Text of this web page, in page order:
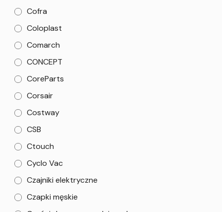
Cofra
Coloplast
Comarch
CONCEPT
CoreParts
Corsair
Costway
CSB
Ctouch
Cyclo Vac
Czajniki elektryczne
Czapki męskie